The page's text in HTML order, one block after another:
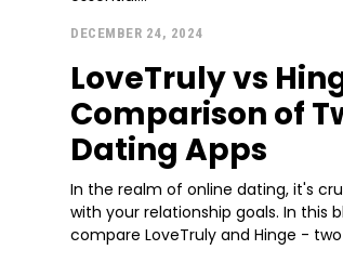
DECEMBER 24, 2024
LoveTruly vs
Comparison of
Dating Apps
In the realm of online dating, it's
with your relationship goals. In this
compare LoveTruly and Hinge -